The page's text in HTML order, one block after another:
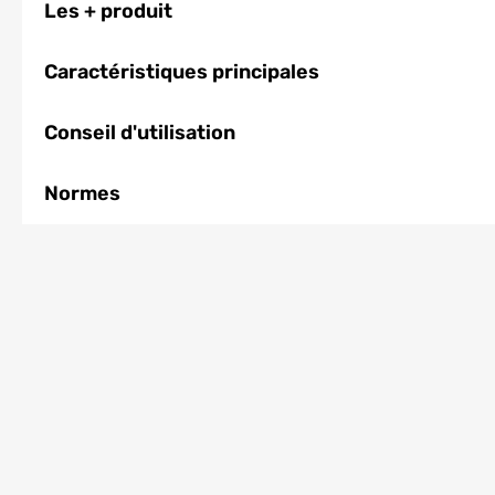
Les + produit
Caractéristiques principales
Conseil d'utilisation
Normes